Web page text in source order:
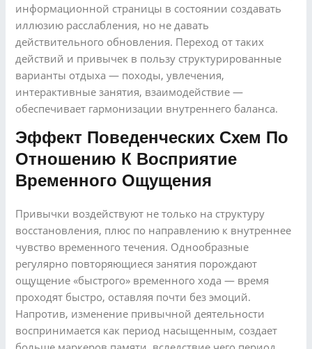
информационной страницы в состоянии создавать
иллюзию расслабления, но не давать
действительного обновления. Переход от таких
действий и привычек в пользу структурированные
варианты отдыха — походы, увлечения,
интерактивные занятия, взаимодействие —
обеспечивает гармонизации внутреннего баланса.
Эффект Поведенческих Схем По
Отношению К Восприятие
Временного Ощущения
Привычки воздействуют не только на структуру
восстановления, плюс по направлению к внутреннее
чувство временного течения. Однообразные
регулярно повторяющиеся занятия порождают
ощущение «быстрого» временного хода — время
проходят быстро, оставляя почти без эмоций.
Напротив, изменение привычной деятельности
воспринимается как период насыщенным, создает